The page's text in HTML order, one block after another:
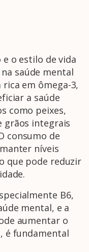
o estilo de vida
saúde mental
em ômega-3,
a saúde
como peixes,
grãos integrais
consumo de
níveis
que pode reduzir
B6,
mental, e a
aumentar o
é fundamental